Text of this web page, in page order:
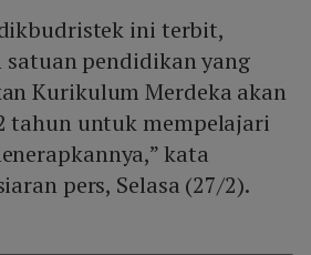
ini terbit,
satuan pendidikan yang
Kurikulum Merdeka akan
tahun untuk mempelajari
kata
pers, Selasa (27/2).